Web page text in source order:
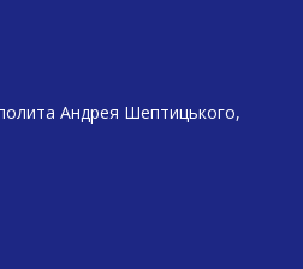
Андрея Шептицького,